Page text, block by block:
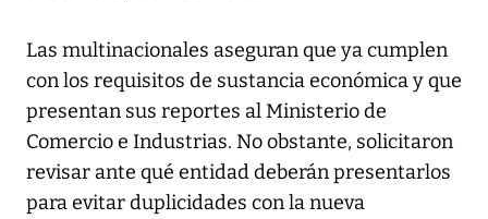
Las multinacionales aseguran que ya cumplen
con los requisitos de sustancia económica y que
presentan sus reportes al Ministerio de
Comercio e Industrias. No obstante, solicitaron
revisar ante qué entidad deberán presentarlos
para evitar duplicidades con la nueva